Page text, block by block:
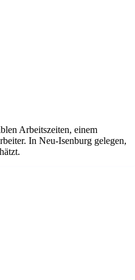
Arbeitszeiten, einem
In Neu-Isenburg gelegen,